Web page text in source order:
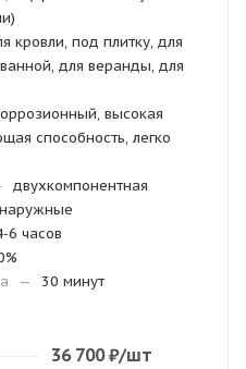
кровли, под плитку, для
для веранды, для
высокая
способность, легко
двухкомпонентная
6 часов
— 30 минут
36 700₽/шт